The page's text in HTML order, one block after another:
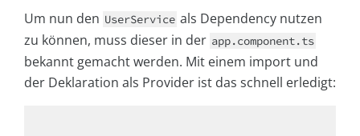
Um nun den UserService als Dependency nutzen
zu können, muss dieser in der app.component.ts
bekannt gemacht werden. Mit einem import und
der Deklaration als Provider ist das schnell erledigt: